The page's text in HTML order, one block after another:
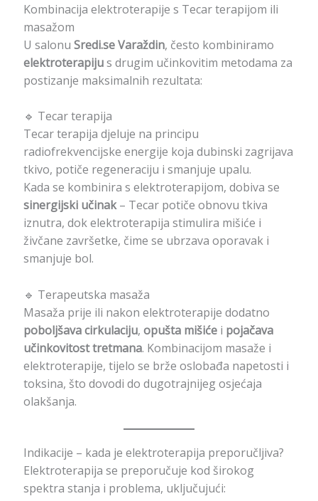
Kombinacija elektroterapije s Tecar terapijom ili
masažom
U salonu Sredi.se Varaždin, često kombiniramo
elektroterapijus drugim učinkovitim metodama za
postizanje maksimalnih rezultata:
🔹 Tecar terapija
Tecar terapija djeluje na principu
radiofrekvencijske energije koja dubinski zagrijava
tkivo, potiče regeneraciju i smanjuje upalu.
Kada se kombinira s elektroterapijom, dobiva se
sinergijski učinak– Tecar potiče obnovu tkiva
iznutra, dok elektroterapija stimulira mišiće i
živčane završetke, čime se ubrzava oporavak i
smanjuje bol.
🔹 Terapeutska masaža
Masaža prije ili nakon elektroterapije dodatno
poboljšava cirkulaciju, opušta mišićei pojačava
učinkovitost tretmana. Kombinacijom masaže i
elektroterapije, tijelo se brže oslobađa napetosti i
toksina, što dovodi do dugotrajnijeg osjećaja
olakšanja.
Indikacije – kada je elektroterapija preporučljiva?
Elektroterapija se preporučuje kod širokog
spektra stanja i problema, uključujući: